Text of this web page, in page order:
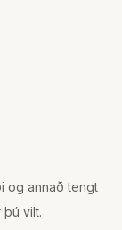
og annað tengt
vilt.